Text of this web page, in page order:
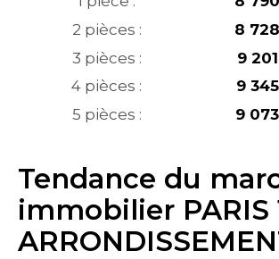
2 pièces : 8
3 pièces : 9
4 pièces : 9
5 pièces : 9
Tendance du
immobilier PARIS